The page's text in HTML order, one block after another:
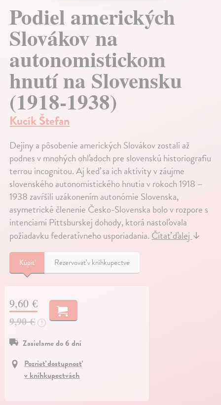
Podiel amerických
Slovákov na
autonomistickom
hnutí na Slovensku
(1918-1938)
Kucík Štefan
Dejiny a pôsobenie amerických Slovákov zostali až
podnes v mnohých ohľadoch pre slovenskú historiografiu
terrou incognitou. Aj keď sa ich aktivity v záujme
slovenského autonomistického hnutia v rokoch 1918 –
1938 zavŕšili uzákonením autonómie Slovenska,
asymetrické členenie Česko-Slovenska bolo v rozpore s
intenciami Pittsburskej dohody, ktorá nastoľovala
požiadavku federatívneho usporiadania. Čítať ďalej ↓
Kúpiť Rezervovať v kníhkupectve
9,60 €
9,90 € ?
Zasielame do 6 dní
Pozrieť dostupnosť
v kníhkupectvách